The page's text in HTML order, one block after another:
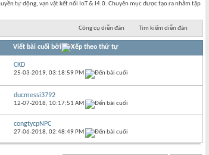
tự động, vạn vật kết nối IoT & I4.0. Chuyên mục được tạo ra nhằm tập
Công cụ diễn đàn Tìm kiếm diễn đàn
Viết bài cuối bởi
CKD
25-03-2019,03:18:59 PM
ducmessi3792
12-07-2018, 10:17:51 AM
congtycpNPC
27-06-2018,02:48:49 PM